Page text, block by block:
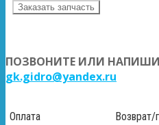
Заказать запчасть
ПОЗВОНИТЕ ИЛИ
gk.gidro@yandex.ru
Оплата Возврат/